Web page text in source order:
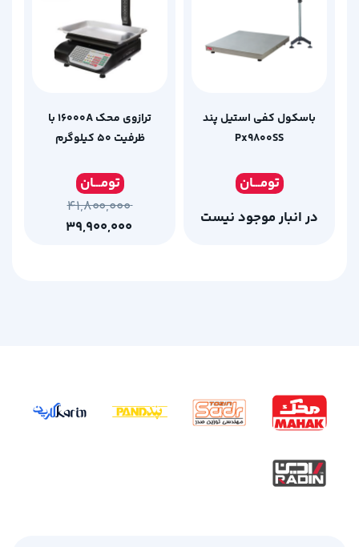
باسکول کفی استیل پند
Px9800SS
تومـــان
در انبار موجود نیست
ترازوی محک 16000A با
ظرفیت 50 کیلوگرم
تومـــان
۴۱,۸۰۰,۰۰۰